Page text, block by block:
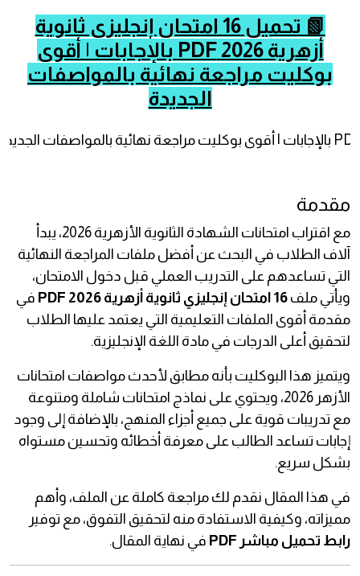
📗 تحميل 16 امتحان إنجليزي ثانوية
أزهرية 2026 PDF بالإجابات | أقوى
بوكليت مراجعة نهائية بالمواصفات
الجديدة
مقدمة
مع اقتراب امتحانات الشهادة الثانوية الأزهرية 2026، يبدأ
آلاف الطلاب في البحث عن أفضل ملفات المراجعة النهائية
التي تساعدهم على التدريب العملي قبل دخول الامتحان،
ويأتي ملف 16 امتحان إنجليزي ثانوية أزهرية 2026 PDF
في
مقدمة أقوى الملفات التعليمية التي يعتمد عليها الطلاب
لتحقيق أعلى الدرجات في مادة اللغة الإنجليزية.
ويتميز هذا البوكليت بأنه مطابق لأحدث مواصفات امتحانات
الأزهر 2026، ويحتوي على نماذج امتحانات شاملة ومتنوعة
مع تدريبات قوية على جميع أجزاء المنهج، بالإضافة إلى وجود
إجابات تساعد الطالب على معرفة أخطائه وتحسين مستواه
بشكل سريع.
في هذا المقال نقدم لك مراجعة كاملة عن الملف، وأهم
مميزاته، وكيفية الاستفادة منه لتحقيق التفوق، مع توفير
رابط تحميل مباشر PDF
في نهاية المقال.